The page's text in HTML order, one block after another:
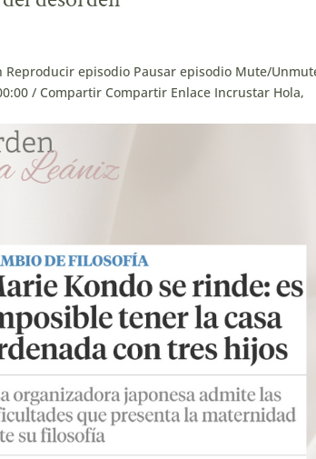
Reproducir episodio Pausar episodio Mute/
/ Compartir Compartir Enlace Incrustar Hola,